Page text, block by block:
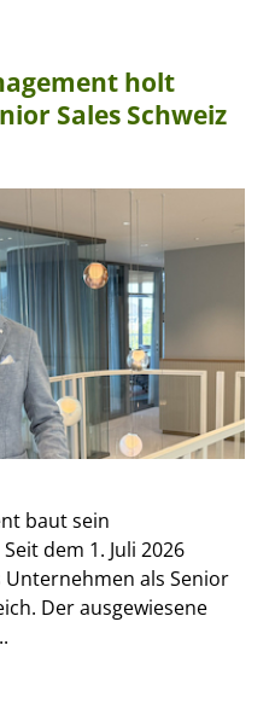
holt
Sales Schweiz
baut sein
dem 1. Juli 2026
als Senior
Der ausgewiesene